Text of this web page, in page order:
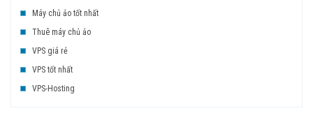
Máy chủ ảo tốt nhất
Thuê máy chủ ảo
VPS giá rẻ
VPS tốt nhất
VPS-Hosting